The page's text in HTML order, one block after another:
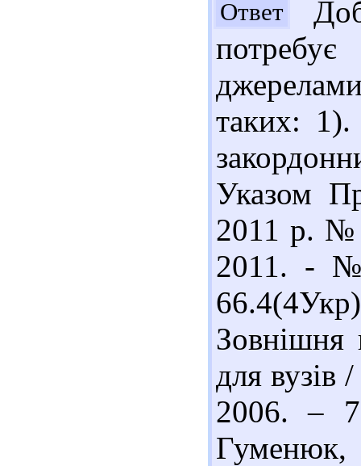
Ответ
таких: 1).
Указом
2011 р. №
2011. -
Зовнішня
для
2006. –